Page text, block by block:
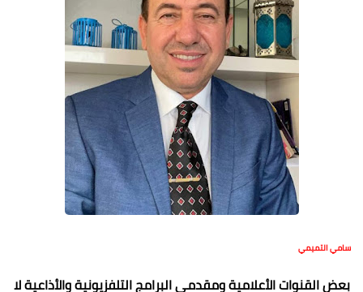
سامي التميمي
بعض القنوات الأعلامية ومقدمي البرامج التلفزيونية والأذاعية لا